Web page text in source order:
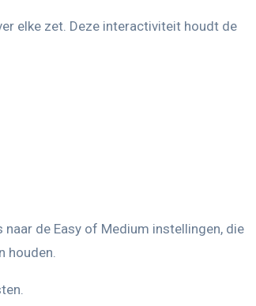
elke zet. Deze interactiviteit houdt de
de Easy of Medium instellingen, die
houden.